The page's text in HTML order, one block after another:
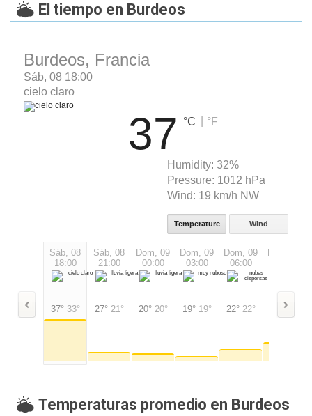
El tiempo en Burdeos
Burdeos, Francia
Sáb, 08 18:00
cielo claro
37 °C °F
Humidity: 32%
Pressure: 1012 hPa
Wind: 19 km/h NW
Temperature Wind
Sáb, 08
18:00
37° 33°
Sáb, 08
21:00
27° 21°
Dom, 09
00:00
20° 20°
Dom, 09
03:00
19° 19°
Dom, 09
06:00
22° 22° 24°
Temperaturas promedio en Burdeos